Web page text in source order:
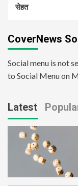
सेहत
CoverNews
Social menu is not
to Social Menu on
Latest